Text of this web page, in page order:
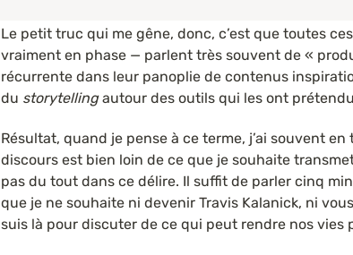
Le petit truc qui me gêne, donc, c’est que toutes
vraiment en phase — parlent très souvent de «
récurrente dans leur panoplie de contenus
du storytelling autour des outils qui les ont
Résultat, quand je pense à ce terme, j’ai souvent
discours est bien loin de ce que je souhaite
pas du tout dans ce délire. Il suffit de parler cinq
que je ne souhaite ni devenir Travis Kalanick, ni
suis là pour discuter de ce qui peut rendre nos vies